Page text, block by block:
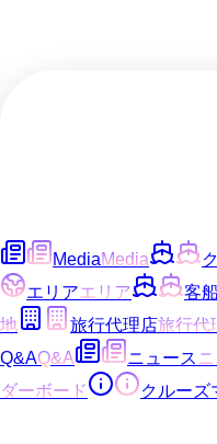
MediaMedia
エリアエリア 客
地
旅行代理店旅行代
Q&AQ&A ニュース
ダーボード
クルーズ